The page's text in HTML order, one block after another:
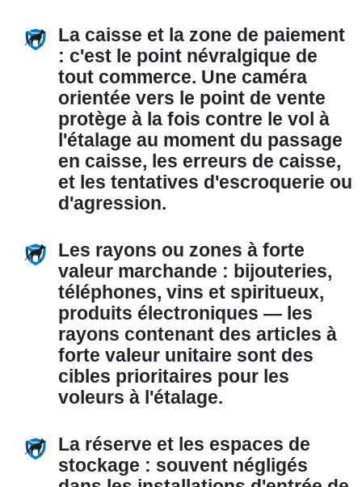
La caisse et la zone de paiement
: c'est le point névralgique de
tout commerce. Une caméra
orientée vers le point de vente
protège à la fois contre le vol à
l'étalage au moment du passage
en caisse, les erreurs de caisse,
et les tentatives d'escroquerie ou
d'agression.
Les rayons ou zones à forte
valeur marchande : bijouteries,
téléphones, vins et spiritueux,
produits électroniques — les
rayons contenant des articles à
forte valeur unitaire sont des
cibles prioritaires pour les
voleurs à l'étalage.
La réserve et les espaces de
stockage : souvent négligés